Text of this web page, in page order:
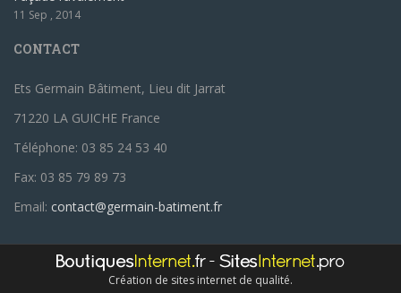
11 Sep , 2014
CONTACT
Ets Germain Bâtiment, Lieu dit Jarrat
71220 LA GUICHE France
Téléphone: 03 85 24 53 40
Fax: 03 85 79 89 73
Email: contact@germain-batiment.fr
Création de sites internet de qualité.